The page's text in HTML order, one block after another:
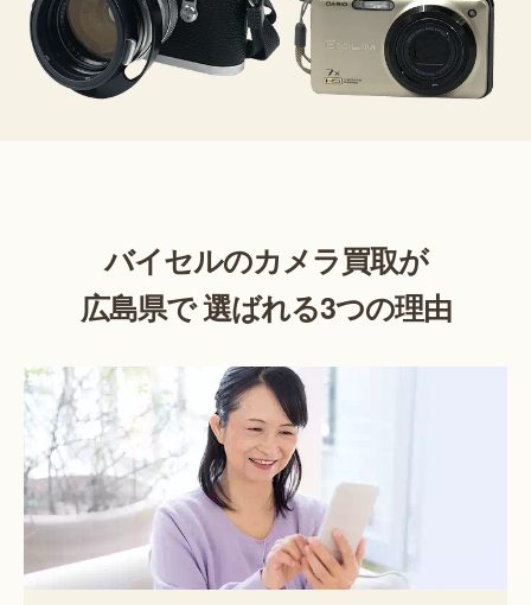
バイセルのカメラ買取が
広島県で 選ばれる3つの理由